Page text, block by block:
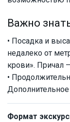
Важно
• Посадка и
недалеко от
крови». Причал
•
Дополнительное
Формат